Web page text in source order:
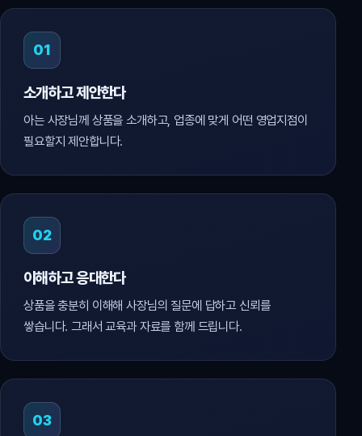
01
소개하고 제안한다
아는 사장님께 상품을 소개하고, 업종에 맞게 어떤 영업지점이
필요할지 제안합니다.
02
이해하고 응대한다
상품을 충분히 이해해 사장님의 질문에 답하고 신뢰를
쌓습니다. 그래서 교육과 자료를 함께 드립니다.
03